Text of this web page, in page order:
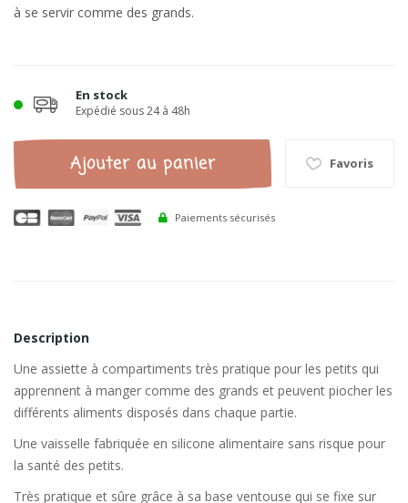
à se servir comme des grands.
En stock
Expédié sous 24 à 48h
Ajouter au panier Favoris
Paiements sécurisés
Description
Une assiette à compartiments très pratique pour les petits qui
apprennent à manger comme des grands et peuvent piocher les
différents aliments disposés dans chaque partie.
Une vaisselle fabriquée en silicone alimentaire sans risque pour
la santé des petits.
Très pratique et sûre grâce à sa base ventouse qui se fixe sur